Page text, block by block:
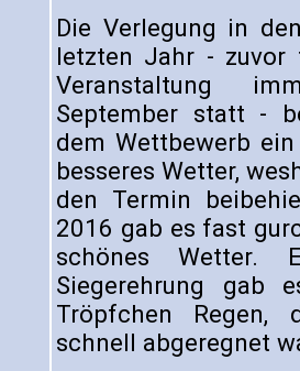
Die Verlegung in
letzten Jahr - zuvor
Veranstaltung
September statt -
dem Wettbewerb
besseres Wetter,
den Termin
2016 gab es fast
schönes Wetter.
Siegerehrung gab
Tröpfchen Regen,
schnell abgeregnet